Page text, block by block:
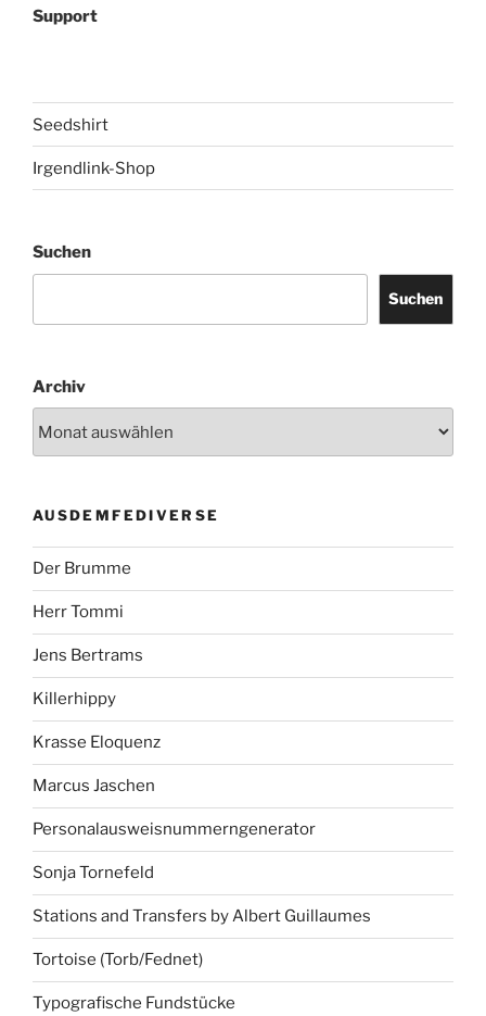
Support
Seedshirt
Irgendlink-Shop
Suchen
Suchen
Archiv
AUSDEMFEDIVERSE
Der Brumme
Herr Tommi
Jens Bertrams
Killerhippy
Krasse Eloquenz
Marcus Jaschen
Personalausweisnummerngenerator
Sonja Tornefeld
Stations and Transfers by Albert Guillaumes
Tortoise (Torb/Fednet)
Typografische Fundstücke